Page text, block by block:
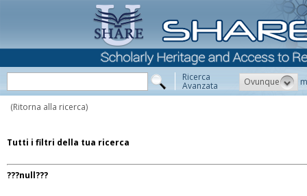
Ricerca
Avanzata Ovunque
(Ritorna alla ricerca)
Tutti i filtri della tua ricerca
???null???